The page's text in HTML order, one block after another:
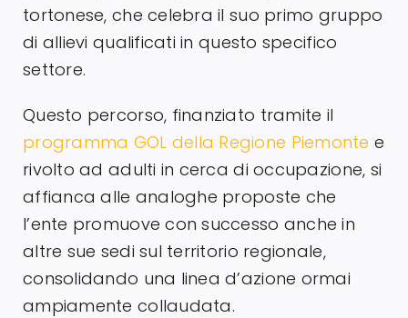
tortonese, che celebra il suo primo gruppo
di allievi qualificati in questo specifico
settore.
Questo percorso, finanziato tramite il
programma GOL della Regione Piemonte e
rivolto ad adulti in cerca di occupazione, si
affianca alle analoghe proposte che
l’ente promuove con successo anche in
altre sue sedi sul territorio regionale,
consolidando una linea d’azione ormai
ampiamente collaudata.